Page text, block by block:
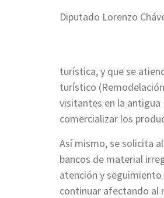
Diputado Lorenzo
turística, y que se
turístico
visitantes en la antigua
comercializar los
Así mismo, se solicita
bancos de material
atención y
continuar afectando al